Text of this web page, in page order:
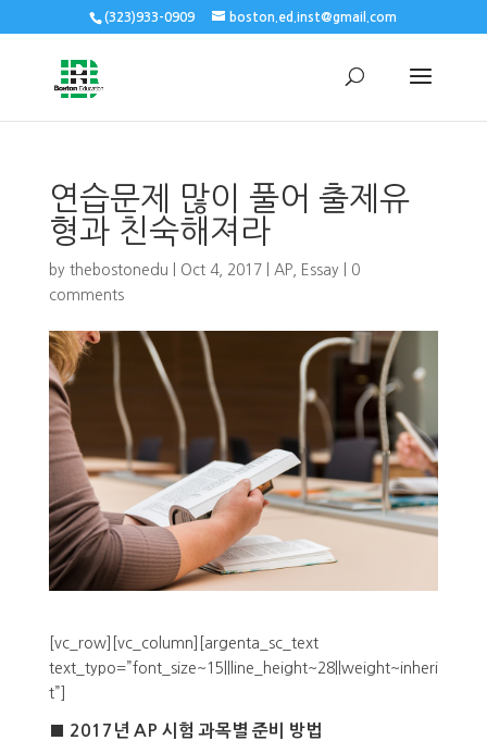
(323)933-0909 boston.ed.inst@gmail.com
연습문제 많이 풀어 출제유
형과 친숙해져라
by thebostonedu Oct 4, 2017 AP, Essay| 0
comments
[vc_row][vc_column][argenta_sc_text
text_typo=”font_size~15||line_height~28||weight~inheri
t”]
■ 2017년 AP 시험 과목별 준비 방법